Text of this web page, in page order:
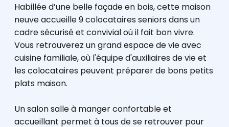
Habillée d’une belle façade en bois, cette maison
neuve accueille 9 colocataires seniors dans un
cadre sécurisé et convivial où il fait bon vivre.
Vous retrouverez un grand espace de vie avec
cuisine familiale, où l'équipe d'auxiliaires de vie et
les colocataires peuvent préparer de bons petits
plats maison.
Un salon salle à manger confortable et
accueillant permet à tous de se retrouver pour